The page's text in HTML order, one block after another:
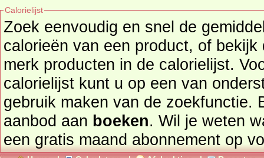
Calorielijst
Zoek eenvoudig en snel de
calorieën van een product, of
merk producten in de calorielijst.
calorielijst kunt u op een van
gebruik maken van de zoekfunctie.
aanbod aan boeken. Wil je weten
een gratis maand abonnement op